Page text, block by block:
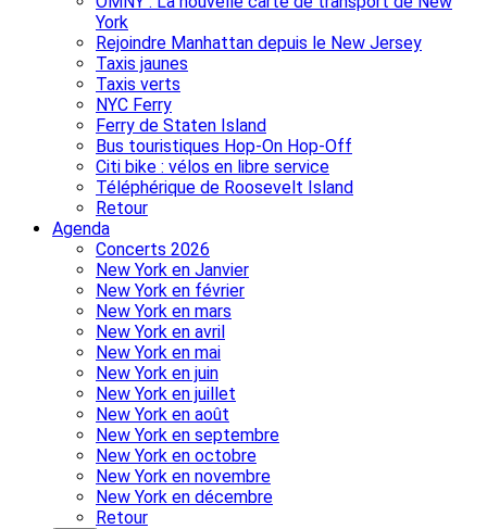
York
Rejoindre Manhattan depuis le New Jersey
Taxis jaunes
Taxis verts
NYC Ferry
Ferry de Staten Island
Bus touristiques Hop-On Hop-Off
Citi bike : vélos en libre service
Téléphérique de Roosevelt Island
Retour
Agenda
Concerts 2026
New York en Janvier
New York en février
New York en mars
New York en avril
New York en mai
New York en juin
New York en juillet
New York en août
New York en septembre
New York en octobre
New York en novembre
New York en décembre
Retour